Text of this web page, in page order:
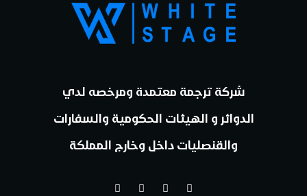
شركة ترجمة معتمدة ومرخصه لدي
الدوائر و الهيئات الحكومية والسفارات
والقنصليات داخل وخارج المملكة